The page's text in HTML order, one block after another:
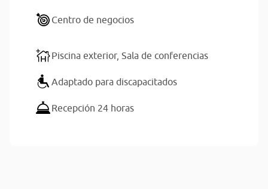
Centro de negocios
Piscina exterior, Sala de conferencias
Adaptado para discapacitados
Recepción 24 horas